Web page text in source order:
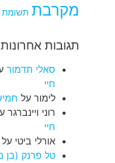
מקרבת תשומת
תגובות אחרונות
סאלי תדמור
חיי
לימור על
רוני ויינברגר
חיי
אורלי ביטי על
טל פרנק (בן